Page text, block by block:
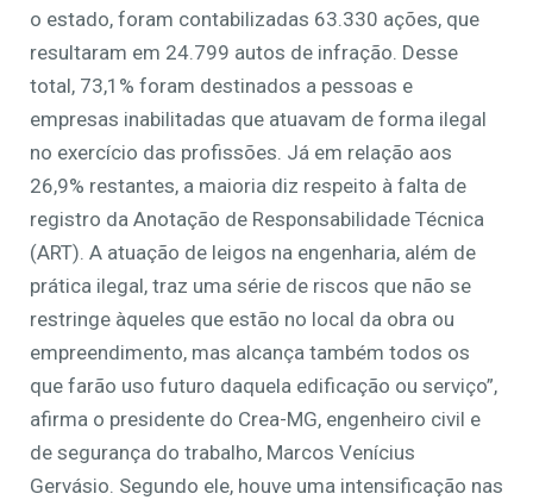
o estado, foram contabilizadas 63.330 ações, que
resultaram em 24.799 autos de infração. Desse
total, 73,1% foram destinados a pessoas e
empresas inabilitadas que atuavam de forma ilegal
no exercício das profissões. Já em relação aos
26,9% restantes, a maioria diz respeito à falta de
registro da Anotação de Responsabilidade Técnica
(ART). A atuação de leigos na engenharia, além de
prática ilegal, traz uma série de riscos que não se
restringe àqueles que estão no local da obra ou
empreendimento, mas alcança também todos os
que farão uso futuro daquela edificação ou serviço”,
afirma o presidente do Crea-MG, engenheiro civil e
de segurança do trabalho, Marcos Venícius
Gervásio. Segundo ele, houve uma intensificação nas